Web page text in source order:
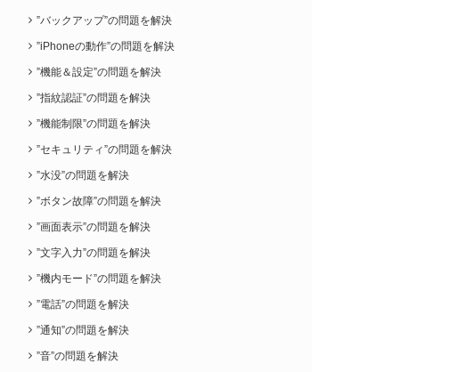
”バックアップ”の問題を解決
”iPhoneの動作”の問題を解決
”機能＆設定”の問題を解決
”指紋認証”の問題を解決
”機能制限”の問題を解決
”セキュリティ”の問題を解決
”水没”の問題を解決
”ボタン故障”の問題を解決
”画面表示”の問題を解決
”文字入力”の問題を解決
”機内モード”の問題を解決
”電話”の問題を解決
”通知”の問題を解決
”音”の問題を解決